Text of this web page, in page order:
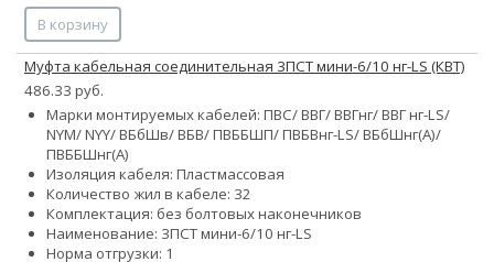
В корзину
Муфта кабельная соединительная 3ПСТ мини-6/10 нг-LS (КВТ)
486.33 руб.
Марки монтируемых кабелей: ПВС/ ВВГ/ ВВГнг/ ВВГ нг-LS/
NYM/ NYY/ ВБбШв/ ВБВ/ ПВББШП/ ПВБВнг-LS/ ВБбШнг(А)/
ПВББШнг(А)
Изоляция кабеля: Пластмассовая
Количество жил в кабеле: 32
Комплектация: без болтовых наконечников
Наименование: 3ПСТ мини-6/10 нг-LS
Норма отгрузки: 1